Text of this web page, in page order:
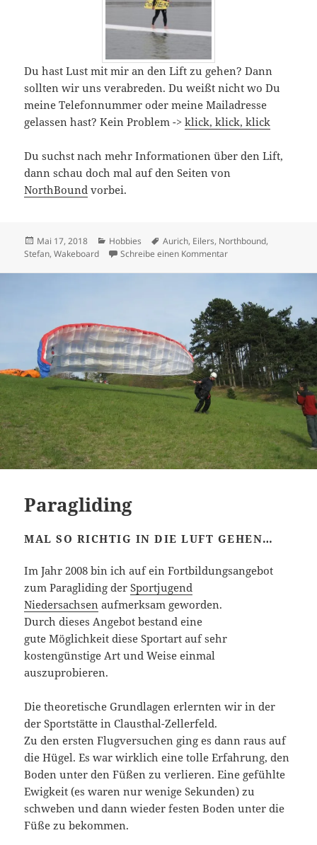
Du hast Lust mit mir an den Lift zu gehen? Dann
sollten wir uns verabreden. Du weißt nicht wo Du
meine Telefonnummer oder meine Mailadresse
gelassen hast? Kein Problem ->klick, klick, klick
Du suchst nach mehr Informationen über den Lift,
dann schau doch mal auf den Seiten von
NorthBound vorbei.
Veröffentlicht
am
Mai 17, 2018 Kategorien
Hobbies Schlagwörter
Aurich, Eilers, Northbound,
Stefan,Wakeboard Schreibe einen Kommentarzu Wakeboard fahren
Paragliding
MAL SO RICHTIG IN DIE LUFT GEHEN…
Im Jahr 2008 bin ich auf ein Fortbildungsangebot
zum Paragliding derSportjugend
Niedersachsen aufmerksam geworden.
Durch dieses Angebot bestand eine
gute Möglichkeit diese Sportart auf sehr
kostengünstige Art und Weise einmal
auszuprobieren.
Die theoretische Grundlagen erlernten wir in der
der Sportstätte in Clausthal-Zellerfeld.
Zu den ersten Flugversuchen ging es dann raus auf
die Hügel. Es war wirklich eine tolle Erfahrung, den
Boden unter den Füßen zu verlieren. Eine gefühlte
Ewigkeit (es waren nur wenige Sekunden) zu
schweben und dann wieder festen Boden unter die
Füße zu bekommen.